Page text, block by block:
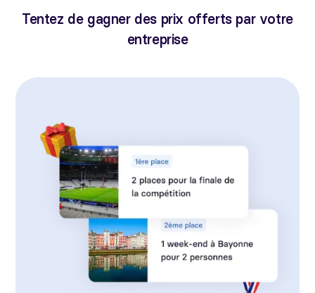
Tentez de gagner des prix offerts par votre
entreprise